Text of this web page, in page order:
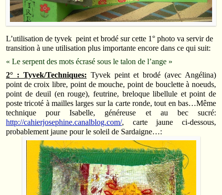
L’utilisation de tyvek peint et brodé sur cette 1° photo va servir de
transition à une utilisation plus importante encore dans ce qui suit:
« Le serpent des mots écrasé sous le talon de l’ange »
2° : Tyvek/Techniques: Tyvek peint et brodé (avec Angélina)
point de croix libre, point de mouche, point de bouclette à noeuds,
point de deuil (en rouge), feutrine, breloque libellule et point de
poste tricoté à mailles larges sur la carte ronde, tout en bas…Même
technique pour Isabelle, généreuse et au bec sucré:
http://cahierjosephine.canalblog.com/, carte jaune ci-dessous,
probablement jaune pour le soleil de Sardaigne…: